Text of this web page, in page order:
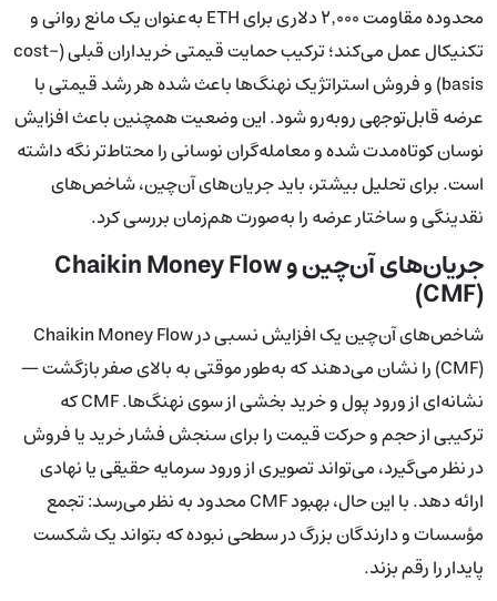
محدوده مقاومت ۲٬۰۰۰ دلاری برای ETH به‌عنوان یک مانع روانی و
تکنیکال عمل می‌کند؛ ترکیب حمایت قیمتی خریداران قبلی (cost-
basis) و فروش استراتژیک نهنگ‌ها باعث شده هر رشد قیمتی با
عرضه قابل‌توجهی روبه‌رو شود. این وضعیت همچنین باعث افزایش
نوسان کوتاه‌مدت شده و معامله‌گران نوسانی را محتاط‌تر نگه داشته
است. برای تحلیل بیشتر، باید جریان‌های آن‌چین، شاخص‌های
نقدینگی و ساختار عرضه را به‌صورت هم‌زمان بررسی کرد.
جریان‌های آن‌چین و Chaikin Money Flow
(CMF)
شاخص‌های آن‌چین یک افزایش نسبی در Chaikin Money Flow
(CMF) را نشان می‌دهند که به‌طور موقتی به بالای صفر بازگشت —
نشانه‌ای از ورود پول و خرید بخشی از سوی نهنگ‌ها. CMF که
ترکیبی از حجم و حرکت قیمت را برای سنجش فشار خرید یا فروش
در نظر می‌گیرد، می‌تواند تصویری از ورود سرمایه حقیقی یا نهادی
ارائه دهد. با این حال، بهبود CMF محدود به نظر می‌رسد: تجمع
مؤسسات و دارندگان بزرگ در سطحی نبوده که بتواند یک شکست
پایدار را رقم بزند.